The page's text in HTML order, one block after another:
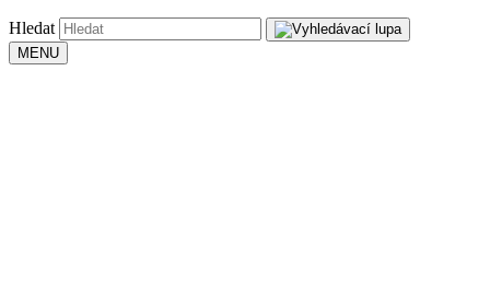
Hledat
MENU